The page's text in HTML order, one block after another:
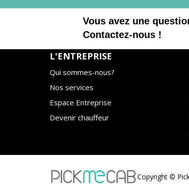
Vous avez une
Contactez-nous !
L'ENTREPRISE
Qui sommes-nous?
Nos services
Espace Entreprise
Devenir chauffeur
Copyright ©